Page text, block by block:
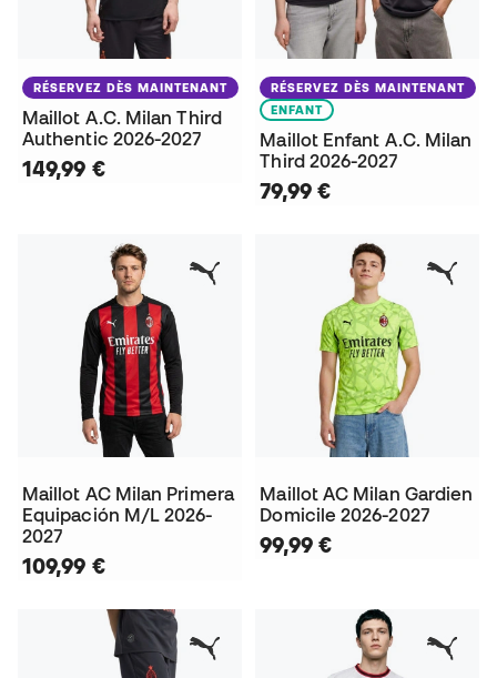
RÉSERVEZ DÈS MAINTENANT
Maillot A.C. Milan Third
Authentic 2026-2027
149,99 €
RÉSERVEZ DÈS MAINTENANT
ENFANT
Maillot Enfant A.C. Milan
Third 2026-2027
79,99 €
Maillot AC Milan Primera
Equipación M/L 2026-
2027
109,99 €
Maillot AC Milan Gardien
Domicile 2026-2027
99,99 €